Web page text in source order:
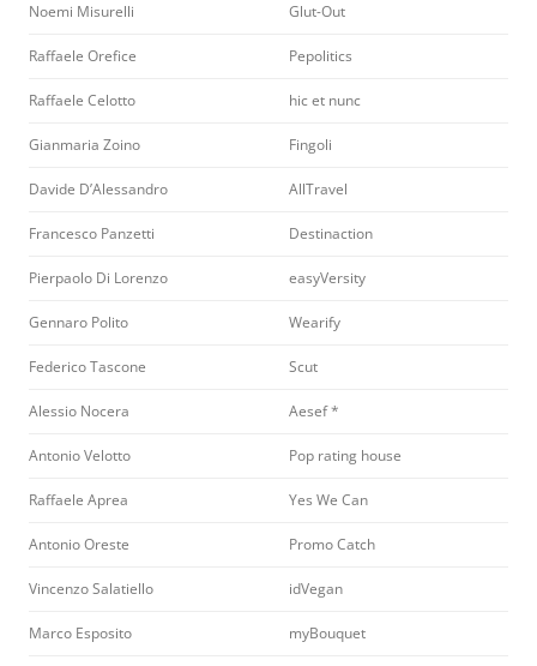
Noemi Misurelli Glut-Out
Raffaele Orefice Pepolitics
Raffaele Celotto hic et nunc
Gianmaria Zoino Fingoli
Davide D’Alessandro AllTravel
Francesco Panzetti Destinaction
Pierpaolo Di Lorenzo easyVersity
Gennaro Polito Wearify
Federico Tascone Scut
Alessio Nocera Aesef *
Antonio Velotto Pop rating house
Raffaele Aprea Yes We Can
Antonio Oreste Promo Catch
Vincenzo Salatiello idVegan
Marco Esposito myBouquet